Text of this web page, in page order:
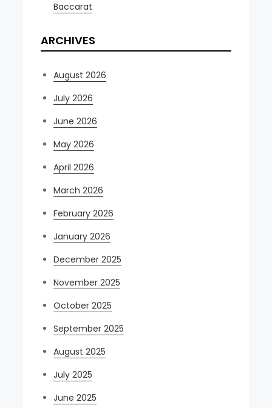
Baccarat
ARCHIVES
August 2026
July 2026
June 2026
May 2026
April 2026
March 2026
February 2026
January 2026
December 2025
November 2025
October 2025
September 2025
August 2025
July 2025
June 2025